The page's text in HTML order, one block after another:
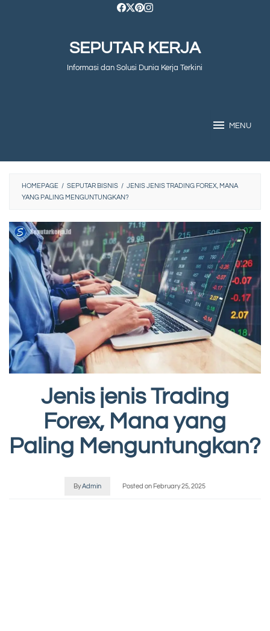
SEPUTAR KERJA
Informasi dan Solusi Dunia Kerja Terkini
MENU
HOMEPAGE / SEPUTAR BISNIS / JENIS JENIS TRADING FOREX, MANA
YANG PALING MENGUNTUNGKAN?
Jenis jenis Trading
Forex, Mana yang
Paling Menguntungkan?
ByAdmin Posted on February 25, 2025